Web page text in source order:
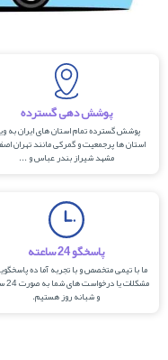
پوشش دهی گسترده
پوشش گسترده تمام استان های ایران به ویژه
استان ها پرجمعیت و گمرکی مانند تهران اصفهان
مشهد شیراز بندر عباس و ...
پاسخگو 24 ساعته
ما با تیمی متخصص و با تجربه آما ده پاسخگویی به
مشکلات یا درخواست های شما به صورت 24 ساعت
و شبانه روز هستیم.